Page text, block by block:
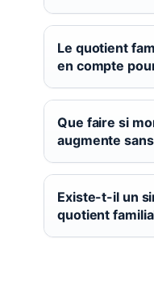
Le quotient
en compte
Que faire si
augmente
Existe-t-il un
quotient